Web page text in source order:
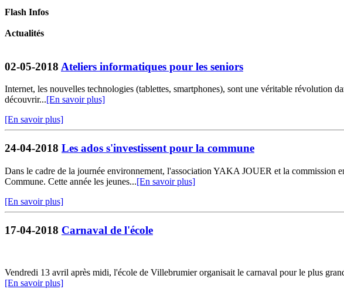
Flash Infos
Actualités
02-05-2018 Ateliers informatiques pour les seniors
Internet, les nouvelles technologies (tablettes, smartphones), sont une véritable révolution
découvrir...[En savoir plus]
[En savoir plus]
24-04-2018 Les ados s'investissent pour la commune
Dans le cadre de la journée environnement, l'association YAKA JOUER et la commission
Commune. Cette année les jeunes...[En savoir plus]
[En savoir plus]
17-04-2018 Carnaval de l'école
Vendredi 13 avril après midi, l'école de Villebrumier organisait le carnaval pour le plus
[En savoir plus]